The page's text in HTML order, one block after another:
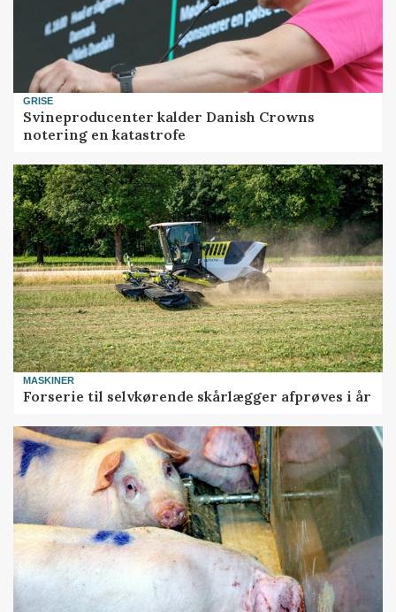
GRISE
Svineproducenter kalder Danish Crowns
notering en katastrofe
MASKINER
Forserie til selvkørende skårlægger afprøves i år